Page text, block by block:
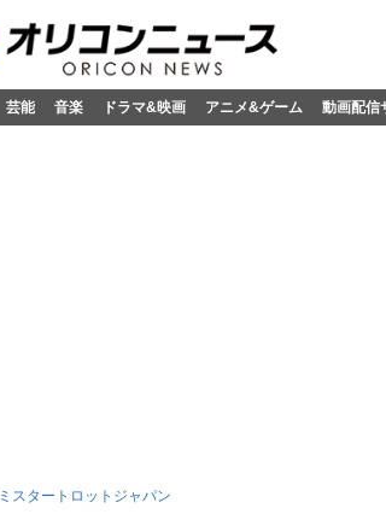
芸能 音楽 ドラマ&映画 アニメ&ゲーム 動画配信
ミスタートロットジャパン